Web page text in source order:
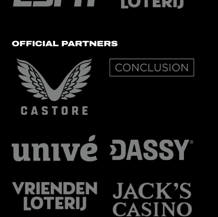
OFFICIAL PARTNERS